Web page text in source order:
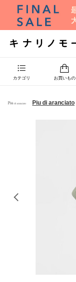
カテゴリ お買いもの
Piu di aranciato